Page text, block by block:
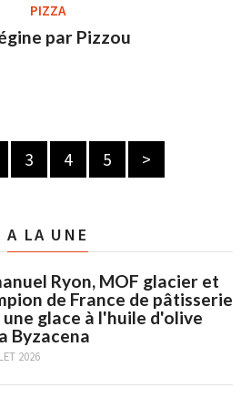
PIZZA
par Pizzou
3 4 5 >
A LA UNE
Ryon, MOF glacier et
de France de pâtisserie
une glace à l'huile d'olive
Byzacena
2026